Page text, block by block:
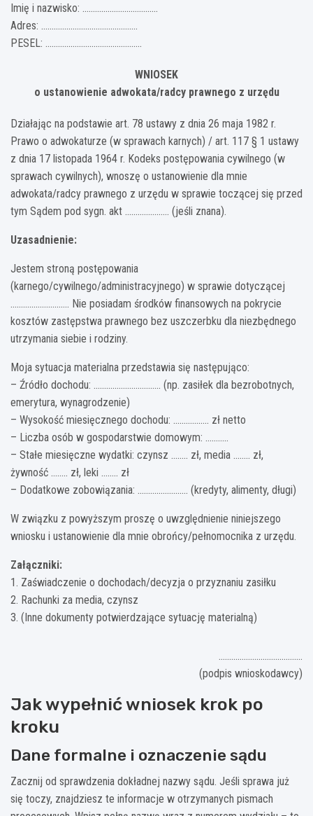
Imię i nazwisko: ………………………………
Adres: ……………………………………….
PESEL: ……………………………………….
WNIOSEK
o ustanowienie adwokata/radcy prawnego z urzędu
Działając na podstawie art. 78 ustawy z dnia 26 maja 1982 r.
Prawo o adwokaturze (w sprawach karnych) / art. 117 § 1 ustawy
z dnia 17 listopada 1964 r. Kodeks postępowania cywilnego (w
sprawach cywilnych), wnoszę o ustanowienie dla mnie
adwokata/radcy prawnego z urzędu w sprawie toczącej się przed
tym Sądem pod sygn. akt ………………… (jeśli znana).
Uzasadnienie:
Jestem stroną postępowania
(karnego/cywilnego/administracyjnego) w sprawie dotyczącej
………………………. Nie posiadam środków finansowych na pokrycie
kosztów zastępstwa prawnego bez uszczerbku dla niezbędnego
utrzymania siebie i rodziny.
Moja sytuacja materialna przedstawia się następująco:
– Źródło dochodu: ………………………….. (np. zasiłek dla bezrobotnych,
emerytura, wynagrodzenie)
– Wysokość miesięcznego dochodu: …………….. zł netto
– Liczba osób w gospodarstwie domowym: ………..
– Stałe miesięczne wydatki: czynsz …….. zł, media …….. zł,
żywność …….. zł, leki …….. zł
– Dodatkowe zobowiązania: …………………… (kredyty, alimenty, długi)
W związku z powyższym proszę o uwzględnienie niniejszego
wniosku i ustanowienie dla mnie obrońcy/pełnomocnika z urzędu.
Załączniki:
1. Zaświadczenie o dochodach/decyzja o przyznaniu zasiłku
2. Rachunki za media, czynsz
3. (Inne dokumenty potwierdzające sytuację materialną)
………………………………….
(podpis wnioskodawcy)
Jak wypełnić wniosek krok po
kroku
Dane formalne i oznaczenie sądu
Zacznij od sprawdzenia dokładnej nazwy sądu. Jeśli sprawa już
się toczy, znajdziesz te informacje w otrzymanych pismach